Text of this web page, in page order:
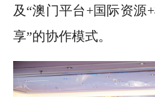
及“澳门平台+国际资源
享”的协作模式。